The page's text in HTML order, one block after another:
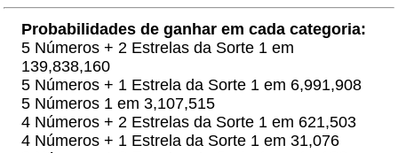
Probabilidades de ganhar em cada categoria:
5 Números + 2 Estrelas da Sorte 1 em
139,838,160
5 Números + 1 Estrela da Sorte 1 em 6,991,908
5 Números 1 em 3,107,515
4 Números + 2 Estrelas da Sorte 1 em 621,503
4 Números + 1 Estrela da Sorte 1 em 31,076